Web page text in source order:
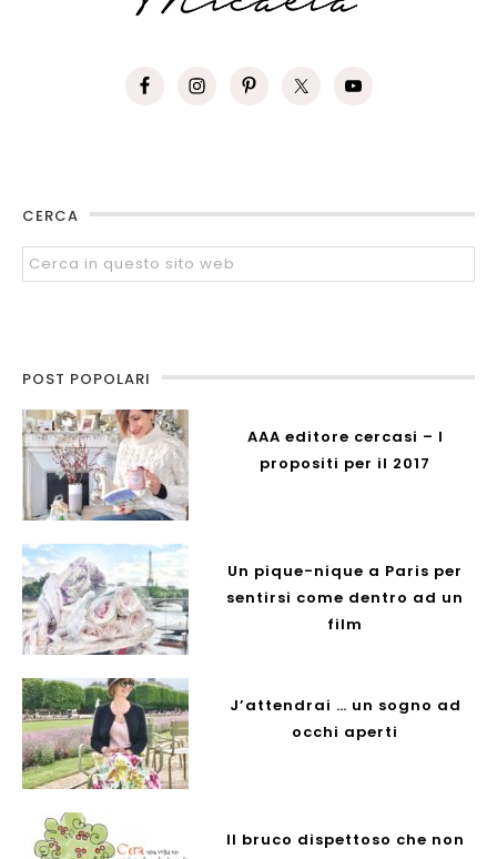
CERCA
POST POPOLARI
AAA editore cercasi – I
propositi per il 2017
Un pique-nique a Paris per
sentirsi come dentro ad un
film
J’attendrai … un sogno ad
occhi aperti
Il bruco dispettoso che non